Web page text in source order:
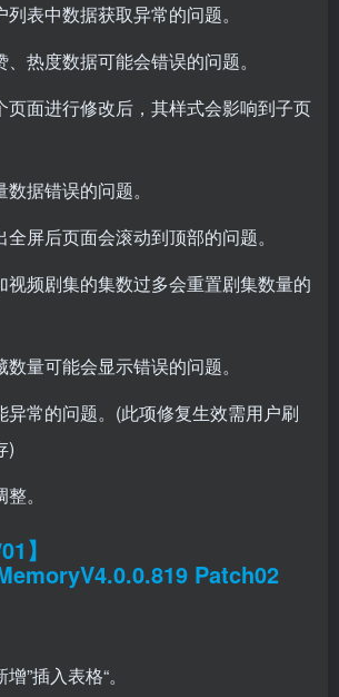
表中数据获取异常的问题。
热度数据可能会错误的问题。
页面进行修改后，其样式会影响到子页
据错误的问题。
屏后页面会滚动到顶部的问题。
视频剧集的集数过多会重置剧集数量的
量可能会显示错误的问题。
异常的问题。(此项修复生效需用户刷
)
。
】
Patch02
”插入表格“。